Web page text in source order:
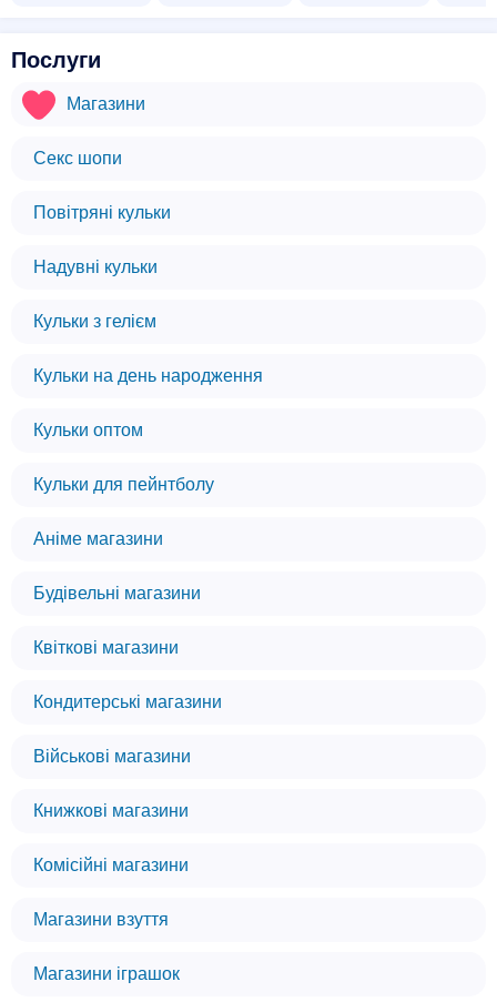
Послуги
Магазини
Секс шопи
Повітряні кульки
Надувні кульки
Кульки з гелієм
Кульки на день народження
Кульки оптом
Кульки для пейнтболу
Аніме магазини
Будівельні магазини
Квіткові магазини
Кондитерські магазини
Військові магазини
Книжкові магазини
Комісійні магазини
Магазини взуття
Магазини іграшок